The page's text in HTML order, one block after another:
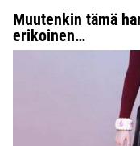
Muutenkin tämä
erikoinen…